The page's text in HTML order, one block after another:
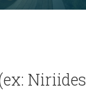
Niriides